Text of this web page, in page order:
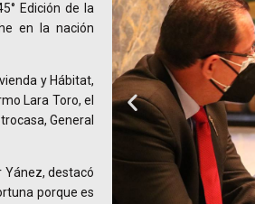
Edición de la
en la nación
y Hábitat,
Lara Toro, el
General
Yánez, destacó
porque es